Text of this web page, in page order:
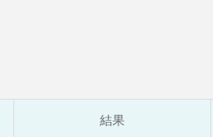
結果